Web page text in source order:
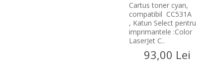
Cartus toner cyan,
compatibil CC531A
, Katun Select pentru
imprimantele :Color
LaserJet C..
93,00 Lei